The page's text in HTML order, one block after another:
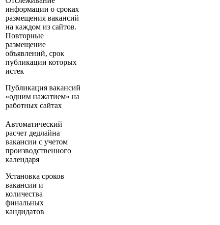
информации о сроках
размещения вакансий
на каждом из сайтов.
Повторные
размещение
объявлений, срок
публикации которых
истек
Публикация вакансий
«одним нажатием» на
работных сайтах
Автоматический
расчет дедлайна
вакансии с учетом
производственного
календаря
Установка сроков
вакансии и
количества
финальных
кандидатов